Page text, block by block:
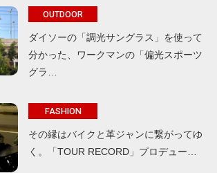
OUTDOOR
ダイソーの「調光サングラス」を使って
分かった、ワークマンの「偏光スポーツ
グラ…
FASHION
その縁はバイクと革ジャンに繋がってゆ
く。「TOUR RECORD」プロデュー…